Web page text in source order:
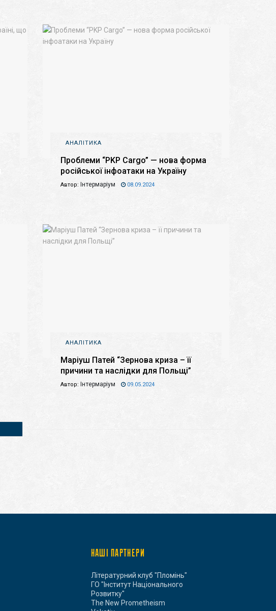
АНАЛІТИКА
Проблеми “PKP Cargo” — нова форма
російської інфоатаки на Україну
Автор: Інтермаріум 08.09.2024
АНАЛІТИКА
Маріуш Патей “Зернова криза – її
причини та наслідки для Польщі”
Автор: Інтермаріум 09.05.2024
НАШІ ПАРТНЕРИ
Літературний клуб "Пломінь"
ГО "Інститут Національного
Розвитку"
The New Prometheism